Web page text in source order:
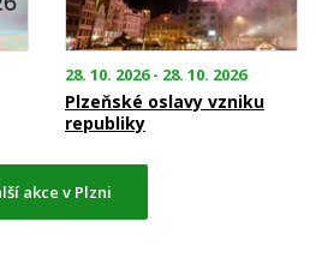
28. 10. 2026 - 28. 10. 2026
Plzeňské oslavy vzniku
republiky
akce v Plzni